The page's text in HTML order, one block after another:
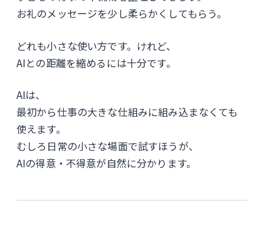
お礼のメッセージを少し柔らかくしてもらう。
どれも小さな使い方です。けれど、
AIとの距離を縮めるには十分です。
AIは、
最初から仕事の大きな仕組みに組み込まなくても
使えます。
むしろ日常の小さな場面で試すほうが、
AIの得意・不得意が自然に分かります。